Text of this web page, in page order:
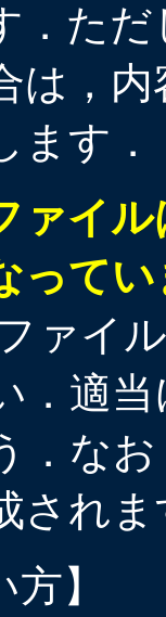
．た
は，
ます．
ァイ
って
ァイ
．適
．な
されま
】